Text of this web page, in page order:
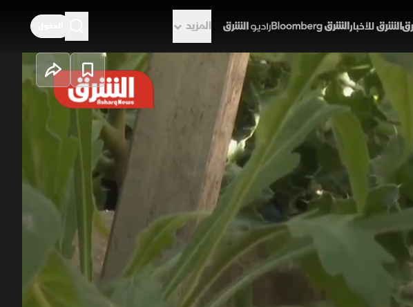
المزيد
الأنديز التي أثارت اهتمام العلماء لقدرتها
الصحة العالمية أن مستوى الخطر لا يزال منخفضا، يواصل
وارتفاع احتمالات المضاعفات التنفسية الحادة